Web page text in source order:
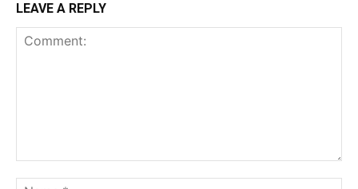
LEAVE A REPLY